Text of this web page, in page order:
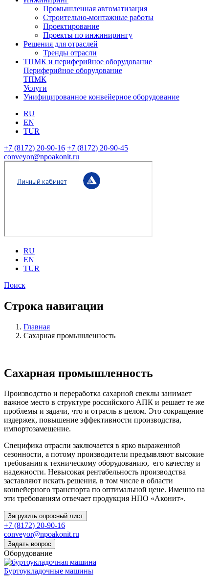
Промышленная автоматизация
Строительно-монтажные работы
Проектирование
Проекты по инжинирингу
Решения для отраслей
Тренды отрасли
ТПМК и периферийное оборудование
Периферийное оборудование
ТПМК
Услуги
Унифицированное конвейерное оборудование
RU
EN
TUR
+7 (8172) 20-90-16 +7 (8172) 20-90-45
conveyor@npoakonit.ru
RU
EN
TUR
Поиск
Строка навигации
Главная
Сахарная промышленность
Сахарная промышленность
Производство и переработка сахарной свеклы занимает
важное место в структуре российского АПК и решает те же
проблемы и задачи, что и отрасль в целом. Это сокращение
издержек, повышение эффективности производства,
импортозамещение.
Специфика отрасли заключается в ярко выраженной
сезонности, а потому производители предъявляют высокие
требования к техническому оборудованию, его качеству и
надежности. Невысокая рентабельность производства
заставляют искать решения, в том числе в области
конвейерного транспорта по оптимальной цене. Именно на
эти требованиям отвечает продукция НПО «Аконит».
Загрузить опросный лист
+7 (8172) 20-90-16
conveyor@npoakonit.ru
Задать вопрос
Оборудование
Буртоукладочные машины